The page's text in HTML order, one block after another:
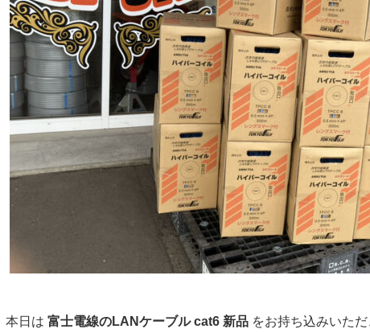
本日は富士電線のLANケーブル cat6 新品 をお持ち込みいた